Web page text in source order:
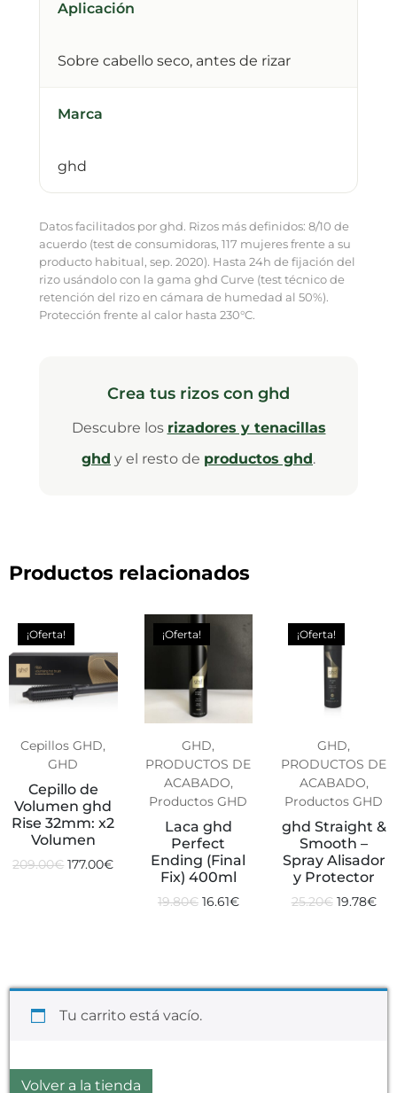
Aplicación
Sobre cabello seco, antes de rizar
Marca
ghd
Datos facilitados por ghd. Rizos más definidos: 8/10 de
acuerdo (test de consumidoras, 117 mujeres frente a su
producto habitual, sep. 2020). Hasta 24h de fijación del
rizo usándolo con la gama ghd Curve (test técnico de
retención del rizo en cámara de humedad al 50%).
Protección frente al calor hasta 230°C.
Crea tus rizos con ghd
Descubre los rizadores y tenacillas
ghd y el resto de productos ghd.
Productos relacionados
¡Oferta!
Cepillos GHD,
GHD
Cepillo de
Volumen ghd
Rise 32mm: x2
Volumen
209.00€ 177.00€
¡Oferta!
GHD,
PRODUCTOS DE
ACABADO,
Productos GHD
Laca ghd
Perfect
Ending (Final
Fix) 400ml
19.80€ 16.61€
¡Oferta!
GHD,
PRODUCTOS DE
ACABADO,
Productos GHD
ghd Straight &
Smooth –
Spray Alisador
y Protector
25.20€ 19.78€
Tu carrito está vacío.
Volver a la tienda